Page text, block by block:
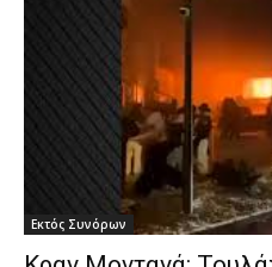
Εκτός Συνόρων